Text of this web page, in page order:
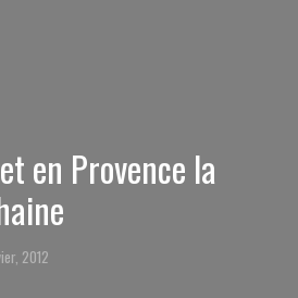
en Provence la
2012